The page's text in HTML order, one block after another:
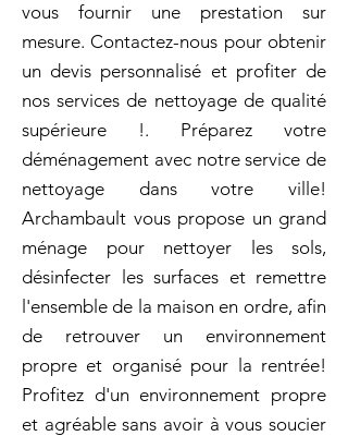
vous fournir une prestation sur
mesure. Contactez-nous pour obtenir
un devis personnalisé et profiter de
nos services de nettoyage de qualité
supérieure !. Préparez votre
déménagement avec notre service de
nettoyage dans votre ville!
Archambault vous propose un grand
ménage pour nettoyer les sols,
désinfecter les surfaces et remettre
l'ensemble de la maison en ordre, afin
de retrouver un environnement
propre et organisé pour la rentrée!
Profitez d'un environnement propre
et agréable sans avoir à vous soucier